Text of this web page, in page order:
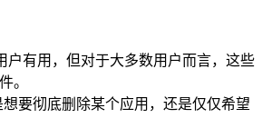
户有用，但对于大多数用户而言，这些
。
要彻底删除某个应用，还是仅仅希望